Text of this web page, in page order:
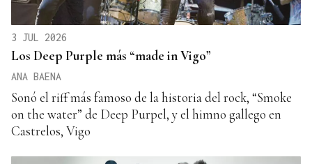
3 JUL 2026
Los Deep Purple más “made in Vigo”
ANA BAENA
Sonó el riff más famoso de la historia del rock, “Smoke
on the water” de Deep Purpel, y el himno gallego en
Castrelos, Vigo